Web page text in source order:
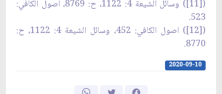
([11]) وسائل الشيعة 4: 1122، ح: 8769، اصول الكافي:
523.
([12]) اصول الكافي: 452، وسائل الشيعة 4: 1122، ح:
8770.
2020-09-10